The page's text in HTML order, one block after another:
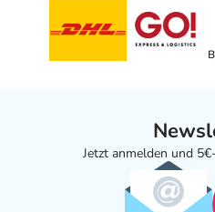
Jetzt anmelden und